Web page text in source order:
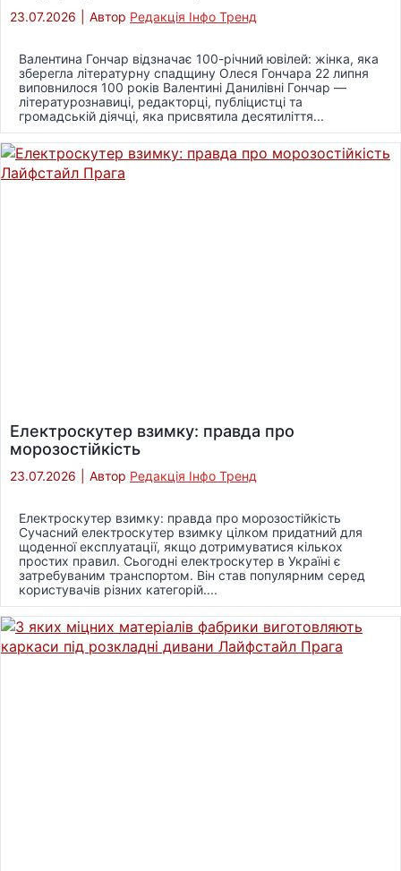
23.07.2026 Автор Редакція Інфо Тренд
Валентина Гончар відзначає 100-річний ювілей: жінка, яка
зберегла літературну спадщину Олеся Гончара 22 липня
виповнилося 100 років Валентині Данилівні Гончар —
літературознавиці, редакторці, публіцистці та
громадській діячці, яка присвятила десятиліття...
Електроскутер взимку: правда про
морозостійкість
23.07.2026 Автор Редакція Інфо Тренд
Електроскутер взимку: правда про морозостійкість
Сучасний електроскутер взимку цілком придатний для
щоденної експлуатації, якщо дотримуватися кількох
простих правил. Сьогодні електроскутер в Україні є
затребуваним транспортом. Він став популярним серед
користувачів різних категорій....